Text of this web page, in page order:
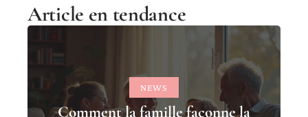
Article en tendance
NEWS
Comment la famille façonne la